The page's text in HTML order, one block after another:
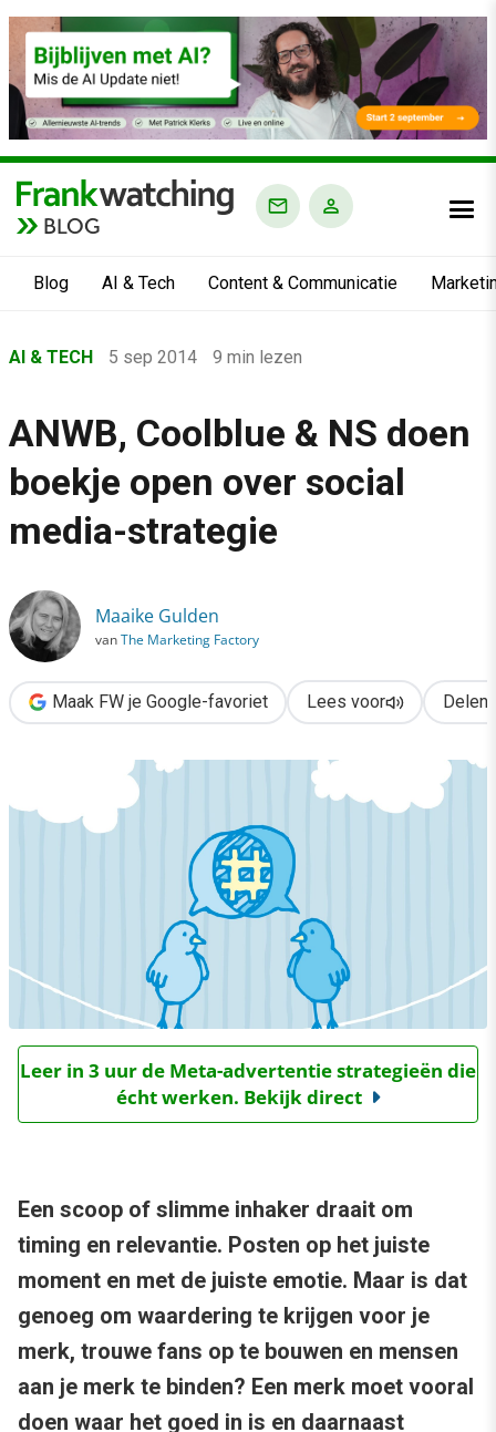
BLOG
Blog AI & Tech Content & Communicatie
›
›
AI & Tech
ANWB, Coolblue & NS doen boekje open over social media-
AI & TECH 5 sep 2014 9 min lezen
ANWB, Coolblue & NS doen
boekje open over social
media-strategie
Maaike Gulden
vanThe Marketing Factory
Maak FW je Google-favoriet Lees voor Delen
Leer in 3 uur de Meta-advertentie strategieën die
écht werken. Bekijk direct
Een scoop of slimme inhaker draait om
timing en relevantie. Posten op het juiste
moment en met de juiste emotie. Maar is dat
genoeg om waardering te krijgen voor je
merk, trouwe fans op te bouwen en mensen
aan je merk te binden? Een merk moet vooral
doen waar het goed in is en daarnaast